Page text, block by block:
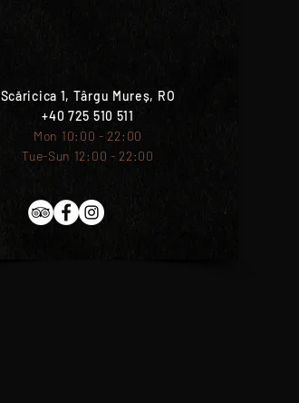
Scăricica 1, Târgu Mureș, RO
+40 725 510 511
Mon 10:00 - 22:00
Tue-Sun 12:00 - 22:00